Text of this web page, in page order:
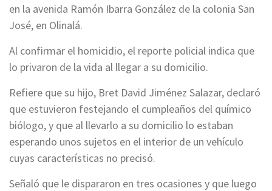
en la avenida Ramón Ibarra González de la colonia San
José, en Olinalá.
Al confirmar el homicidio, el reporte policial indica que
lo privaron de la vida al llegar a su domicilio.
Refiere que su hijo, Bret David Jiménez Salazar, declaró
que estuvieron festejando el cumpleaños del químico
biólogo, y que al llevarlo a su domicilio lo estaban
esperando unos sujetos en el interior de un vehículo
cuyas características no precisó.
Señaló que le dispararon en tres ocasiones y que luego